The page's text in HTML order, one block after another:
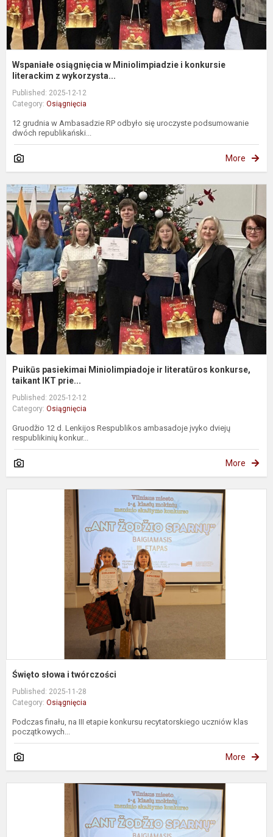
Wspaniałe osiągnięcia w Miniolimpiadzie i konkursie
literackim z wykorzysta...
Published: 2025-12-12
Category: Osiągnięcia
12 grudnia w Ambasadzie RP odbyło się uroczyste podsumowanie
dwóch republikański...
More
Puikūs pasiekimai Miniolimpiadoje ir literatūros konkurse,
taikant IKT prie...
Published: 2025-12-12
Category: Osiągnięcia
Gruodžio 12 d. Lenkijos Respublikos ambasadoje įvyko dviejų
respublikinių konkur...
More
Święto słowa i twórczości
Published: 2025-11-28
Category: Osiągnięcia
Podczas finału, na III etapie konkursu recytatorskiego uczniów klas
początkowych...
More